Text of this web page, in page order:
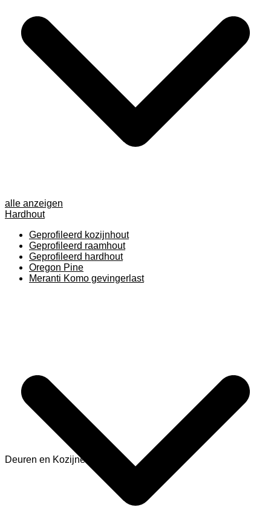
alle anzeigen
Hardhout
Geprofileerd kozijnhout
Geprofileerd raamhout
Geprofileerd hardhout
Oregon Pine
Meranti Komo gevingerlast
Deuren en Kozijnen